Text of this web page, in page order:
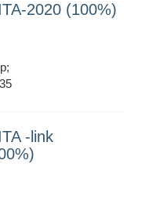
2020 (100%)
-link